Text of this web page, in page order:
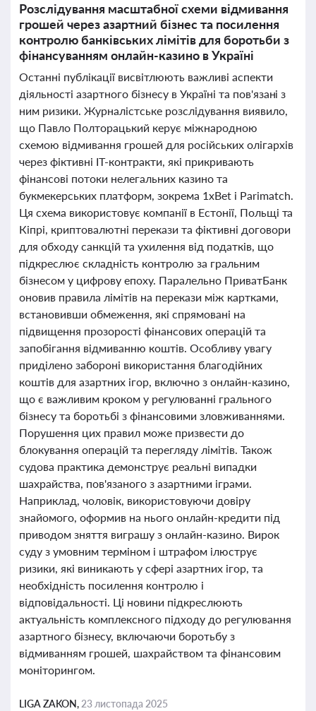
Розслідування масштабної схеми відмивання
грошей через азартний бізнес та посилення
контролю банківських лімітів для боротьби з
фінансуванням онлайн-казино в Україні
Останні публікації висвітлюють важливі аспекти
діяльності азартного бізнесу в Україні та пов'язані з
ним ризики. Журналістське розслідування виявило,
що Павло Полторацький керує міжнародною
схемою відмивання грошей для російських олігархів
через фіктивні IT-контракти, які прикривають
фінансові потоки нелегальних казино та
букмекерських платформ, зокрема 1xBet і Parimatch.
Ця схема використовує компанії в Естонії, Польщі та
Кіпрі, криптовалютні перекази та фіктивні договори
для обходу санкцій та ухилення від податків, що
підкреслює складність контролю за гральним
бізнесом у цифрову епоху. Паралельно ПриватБанк
оновив правила лімітів на перекази між картками,
встановивши обмеження, які спрямовані на
підвищення прозорості фінансових операцій та
запобігання відмиванню коштів. Особливу увагу
приділено забороні використання благодійних
коштів для азартних ігор, включно з онлайн-казино,
що є важливим кроком у регулюванні грального
бізнесу та боротьбі з фінансовими зловживаннями.
Порушення цих правил може призвести до
блокування операцій та перегляду лімітів. Також
судова практика демонструє реальні випадки
шахрайства, пов'язаного з азартними іграми.
Наприклад, чоловік, використовуючи довіру
знайомого, оформив на нього онлайн-кредити під
приводом зняття виграшу з онлайн-казино. Вирок
суду з умовним терміном і штрафом ілюструє
ризики, які виникають у сфері азартних ігор, та
необхідність посилення контролю і
відповідальності. Ці новини підкреслюють
актуальність комплексного підходу до регулювання
азартного бізнесу, включаючи боротьбу з
відмиванням грошей, шахрайством та фінансовим
моніторингом.
LIGA ZAKON, 23 листопада 2025